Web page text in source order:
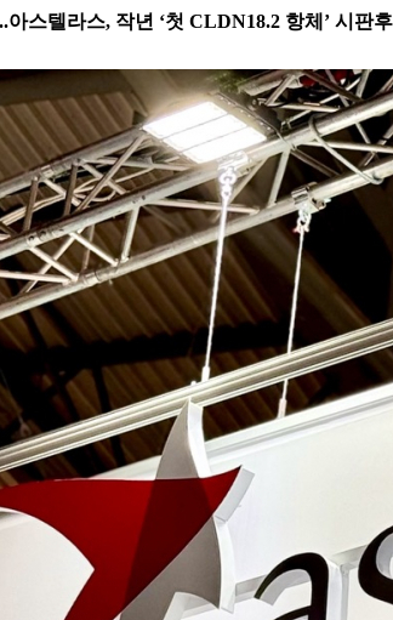
스텔라스, 작년 ‘첫 CLDN18.2 항체’ 시판